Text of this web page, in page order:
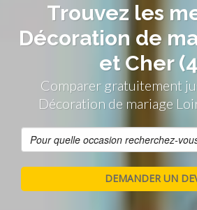
Trouvez les
Décoration de
et Cher
Comparer gratuitement
Décoration de mariage